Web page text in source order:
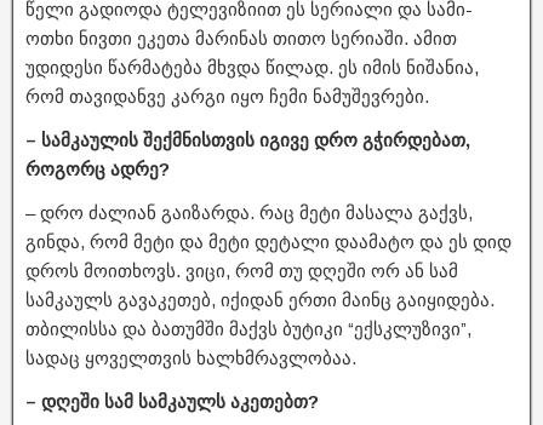
წელი გადიოდა ტელევიზიით ეს სერიალი და სამი-
ოთხი ნივთი ეკეთა მარინას თითო სერიაში. ამით
უდიდესი წარმატება მხვდა წილად. ეს იმის ნიშანია,
რომ თავიდანვე კარგი იყო ჩემი ნამუშევრები.
– სამკაულის შექმნისთვის იგივე დრო გჭირდებათ,
როგორც ადრე?
– დრო ძალიან გაიზარდა. რაც მეტი მასალა გაქვს,
გინდა, რომ მეტი და მეტი დეტალი დაამატო და ეს დიდ
დროს მოითხოვს. ვიცი, რომ თუ დღეში ორ ან სამ
სამკაულს გავაკეთებ, იქიდან ერთი მაინც გაიყიდება.
თბილისსა და ბათუმში მაქვს ბუტიკი “ექსკლუზივი”,
სადაც ყოველთვის ხალხმრავლობაა.
– დღეში სამ სამკაულს აკეთებთ?